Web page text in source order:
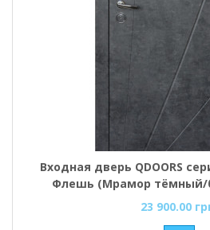
Входная дверь QDOORS
Флешь (Мрамор тёмный/
23 900.00